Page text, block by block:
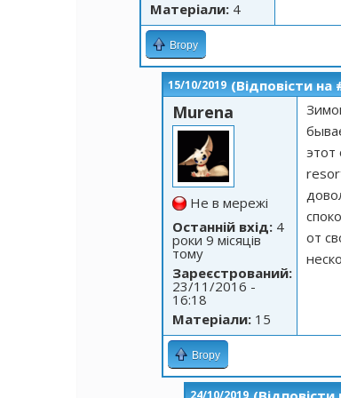
Матеріали: 4
Вгору
15/10/2019 (Відповісти на
Murena
Не в мережі
Останній вхід: 4
роки 9 місяців
тому
Зареєстрований:
23/11/2016 -
16:18
Матеріали: 15
этот
от
Вгору
24/10/2019